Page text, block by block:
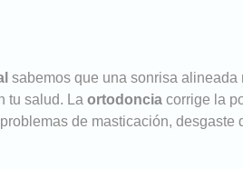
sabemos que una sonrisa alineada
tu salud. La ortodoncia corrige la
de masticación, desgaste